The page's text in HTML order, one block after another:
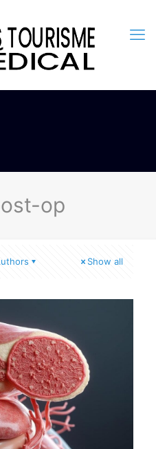
op
Show all